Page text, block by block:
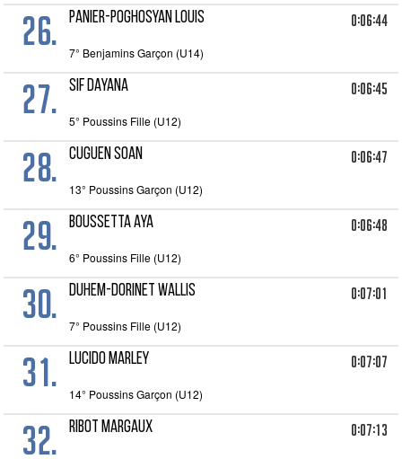
26. PANIER-POGHOSYAN LOUIS 0:06:44
7° Benjamins Garçon (U14)
27. SIF DAYANA 0:06:45
5° Poussins Fille (U12)
28. CUGUEN SOAN 0:06:47
13° Poussins Garçon (U12)
29. BOUSSETTA AYA 0:06:48
6° Poussins Fille (U12)
30. DUHEM-DORINET WALLIS 0:07:01
7° Poussins Fille (U12)
31. LUCIDO MARLEY 0:07:07
14° Poussins Garçon (U12)
32. RIBOT MARGAUX 0:07:13